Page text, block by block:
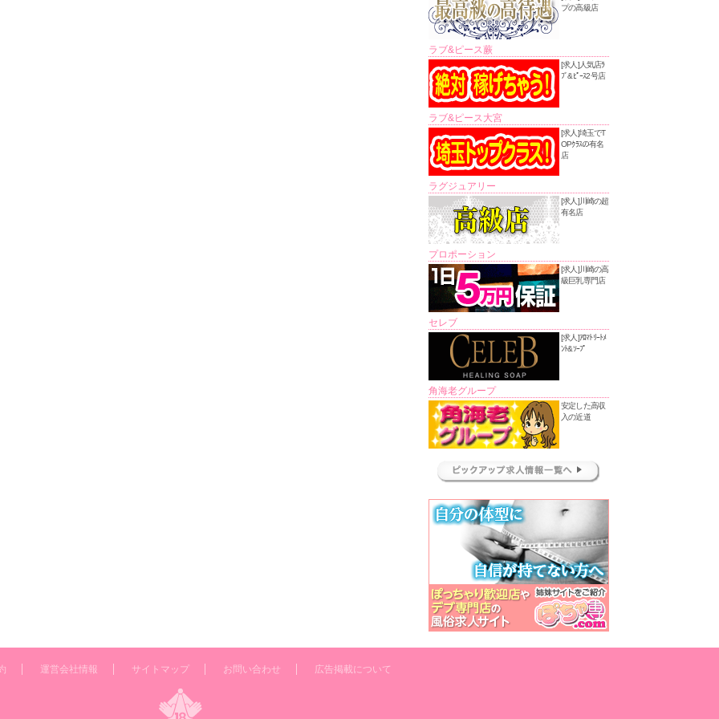
プの高級店
ラブ&ピース蕨
[求人]人気店ﾗ
ﾌﾞ&ﾋﾟｰｽ2号店
ラブ&ピース大宮
[求人]埼玉でT
OPｸﾗｽの有名
店
ラグジュアリー
[求人]川崎の超
有名店
プロポーション
[求人]川崎の高
級巨乳専門店
セレブ
[求人]ｱﾛﾏﾄﾘｰﾄﾒ
ﾝﾄ&ｿｰﾌﾟ
角海老グループ
安定した高収
入の近道
運営会社情報 サイトマップ お問い合わせ 広告掲載について